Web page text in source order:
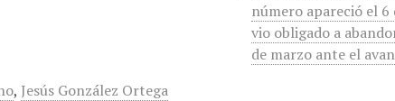
número apareció el 6
vio obligado a
de marzo ante el
, Jesús González Ortega